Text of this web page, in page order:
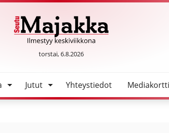
SeutuMajakka
torstai, 6.8.2026
Jutut Yhteystiedot Mediakortti